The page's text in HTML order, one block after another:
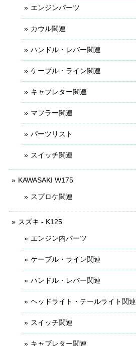
エンジンパーツ
カウル関連
ハンドル・レバー関連
ケーブル・ライン関連
キャブレター関連
マフラー関連
パーツリスト
スイッチ関連
KAWASAKI W175
スプロケ関連
スズキ - K125
エンジン内パーツ
ケーブル・ライン関連
ハンドル・レバー関連
ヘッドライト・テールライト関連
スイッチ関連
キャブレター関連